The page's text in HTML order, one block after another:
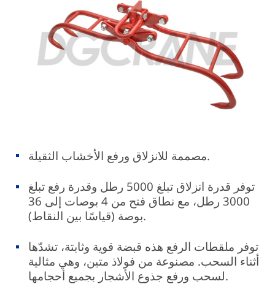
مصممة للانزلاق ورفع الأخشاب الثقيلة.
توفر قدرة انزلاق تبلغ 5000 رطل وقدرة رفع تبلغ
3000 رطل، مع نطاق فتح من 4 بوصات إلى 36
بوصة (قياسًا بين النقاط).
توفر ملقطات الرفع هذه قبضة قوية وثابتة، تشدّها
أثناء السحب. مصنوعة من فولاذ متين، وهي مثالية
لسحب ورفع جذوع الأشجار بجميع أحجامها.